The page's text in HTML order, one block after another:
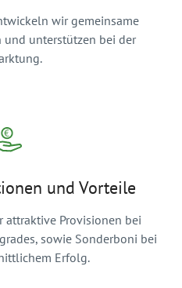
wir gemeinsame
unterstützen bei der
und Vorteile
attraktive Provisionen bei
sowie Sonderboni bei
Erfolg.